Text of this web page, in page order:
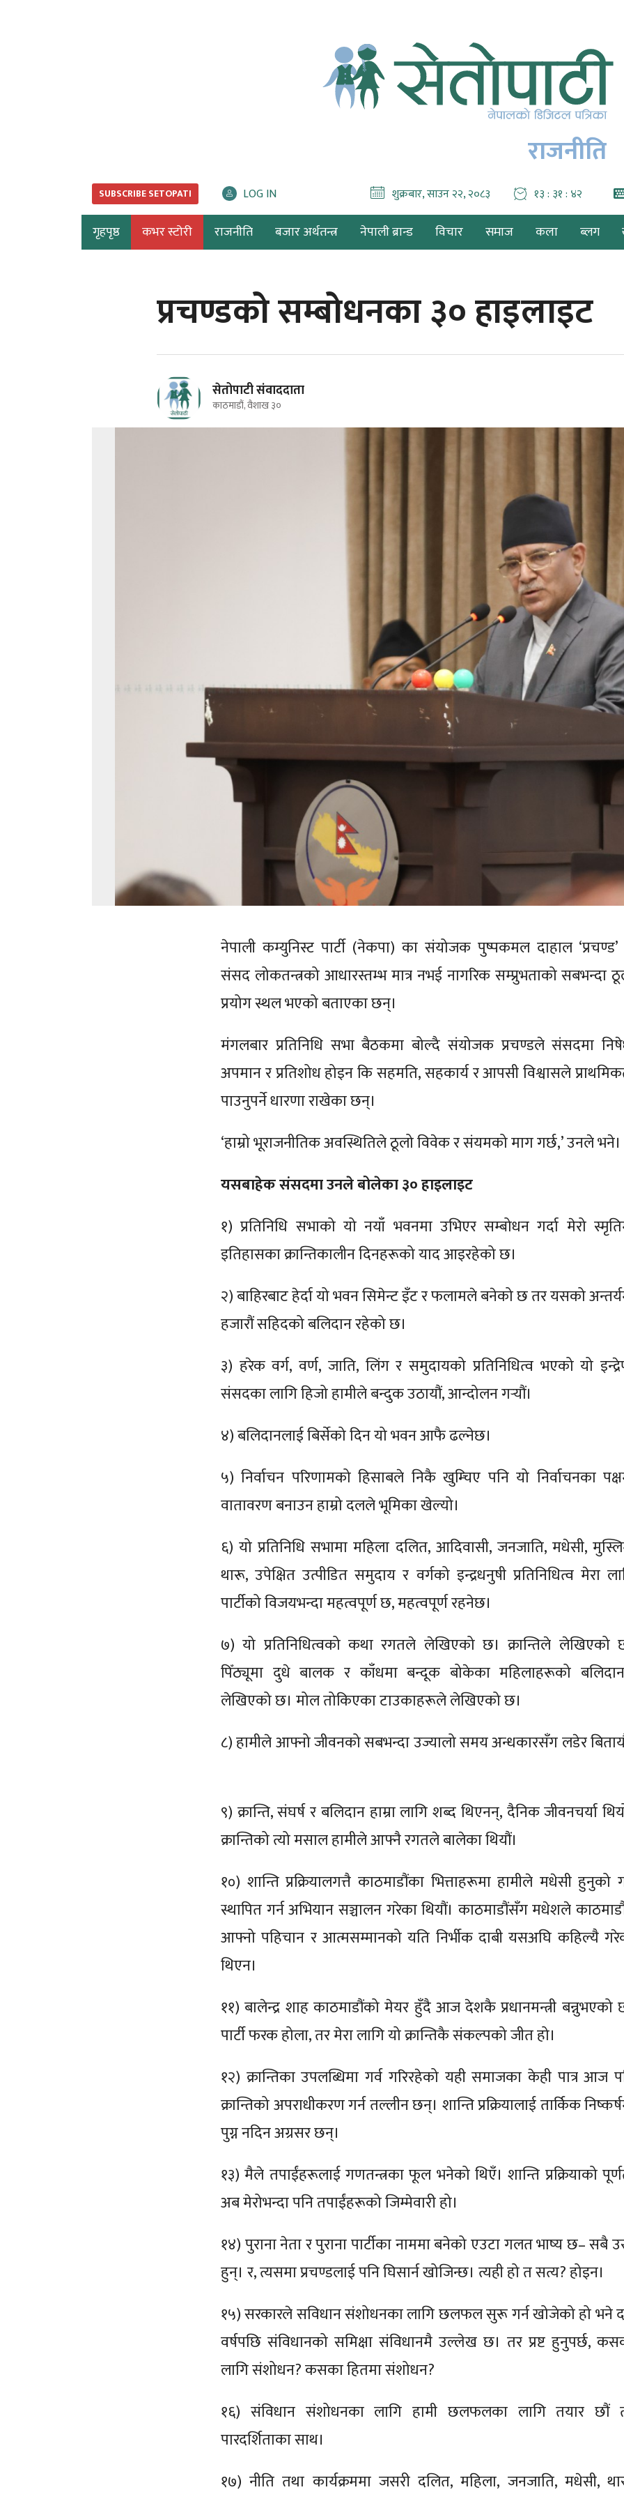
राजनीति
SUBSCRIBE SETOPATI LOG IN शुक्रबार, साउन २२, २०८३ १३ : ३१ : ४३
गृहपृष्ठ कभर स्टोरी राजनीति बजार अर्थतन्त्र नेपाली ब्रान्ड विचार समाज कला ब्लग
प्रचण्डको सम्बोधनका ३० हाइलाइट
सेतोपाटी संवाददाता
काठमाडौं, वैशाख ३०
नेपाली कम्युनिस्ट पार्टी (नेकपा) का संयोजक पुष्पकमल दाहाल
संसद लोकतन्त्रको आधारस्तम्भ मात्र नभई नागरिक सम्प्रुभताको सबभन्दा
प्रयोग स्थल भएको बताएका छन्।
मंगलबार प्रतिनिधि सभा बैठकमा बोल्दै संयोजक प्रचण्डले संसदमा
अपमान र प्रतिशोध होइन कि सहमति, सहकार्य र आपसी विश्वासले
पाउनुपर्ने धारणा राखेका छन्।
‘हाम्रो भूराजनीतिक अवस्थितिले ठूलो विवेक र संयमको माग गर्छ,’ उनले भने।
यसबाहेक संसदमा उनले बोलेका ३० हाइलाइट
१) प्रतिनिधि सभाको यो नयाँ भवनमा उभिएर सम्बोधन गर्दा मेरो
इतिहासका क्रान्तिकालीन दिनहरूको याद आइरहेको छ।
२) बाहिरबाट हेर्दा यो भवन सिमेन्ट इँट र फलामले बनेको छ तर यसको
हजारौं सहिदको बलिदान रहेको छ।
३) हरेक वर्ग, वर्ण, जाति, लिंग र समुदायको प्रतिनिधित्व भएको यो
संसदका लागि हिजो हामीले बन्दुक उठायौं, आन्दोलन गर्‍यौं।
४) बलिदानलाई बिर्सेको दिन यो भवन आफै ढल्नेछ।
५) निर्वाचन परिणामको हिसाबले निकै खुम्चिए पनि यो निर्वाचनका
वातावरण बनाउन हाम्रो दलले भूमिका खेल्यो।
६) यो प्रतिनिधि सभामा महिला दलित, आदिवासी, जनजाति, मधेसी,
थारू, उपेक्षित उत्पीडित समुदाय र वर्गको इन्द्रधनुषी प्रतिनिधित्व मेरा
पार्टीको विजयभन्दा महत्वपूर्ण छ, महत्वपूर्ण रहनेछ।
७) यो प्रतिनिधित्वको कथा रगतले लेखिएको छ। क्रान्तिले लेखिएको
पिँठ्यूमा दुधे बालक र काँधमा बन्दूक बोकेका महिलाहरूको
लेखिएको छ। मोल तोकिएका टाउकाहरूले लेखिएको छ।
८) हामीले आफ्नो जीवनको सबभन्दा उज्यालो समय अन्धकारसँग लडेर
९) क्रान्ति, संघर्ष र बलिदान हाम्रा लागि शब्द थिएनन्, दैनिक जीवनचर्या
क्रान्तिको त्यो मसाल हामीले आफ्नै रगतले बालेका थियौं।
१०) शान्ति प्रक्रियालगत्तै काठमाडौंका भित्ताहरूमा हामीले मधेसी हुनुको
स्थापित गर्न अभियान सञ्चालन गरेका थियौं। काठमाडौंसँग मधेशले
आफ्नो पहिचान र आत्मसम्मानको यति निर्भीक दाबी यसअघि कहिल्यै
थिएन।
११) बालेन्द्र शाह काठमाडौंको मेयर हुँदै आज देशकै प्रधानमन्त्री बन्नुभएको
पार्टी फरक होला, तर मेरा लागि यो क्रान्तिकै संकल्पको जीत हो।
१२) क्रान्तिका उपलब्धिमा गर्व गरिरहेको यही समाजका केही पात्र आज
क्रान्तिको अपराधीकरण गर्न तल्लीन छन्। शान्ति प्रक्रियालाई तार्किक
पुग्न नदिन अग्रसर छन्।
१३) मैले तपाईंहरूलाई गणतन्त्रका फूल भनेको थिएँ। शान्ति प्रक्रियाको
अब मेरोभन्दा पनि तपाईंहरूको जिम्मेवारी हो।
१४) पुराना नेता र पुराना पार्टीका नाममा बनेको एउटा गलत भाष्य छ– सबै
हुन्। र, त्यसमा प्रचण्डलाई पनि घिसार्न खोजिन्छ। त्यही हो त सत्य? होइन।
१५) सरकारले सविधान संशोधनका लागि छलफल सुरू गर्न खोजेको हो भने
वर्षपछि संविधानको समिक्षा संविधानमै उल्लेख छ। तर प्रष्ट हुनुपर्छ,
लागि संशोधन? कसका हितमा संशोधन?
१६) संविधान संशोधनका लागि हामी छलफलका लागि तयार छौं
पारदर्शिताका साथ।
१७) नीति तथा कार्यक्रममा जसरी दलित, महिला, जनजाति, मधेसी,